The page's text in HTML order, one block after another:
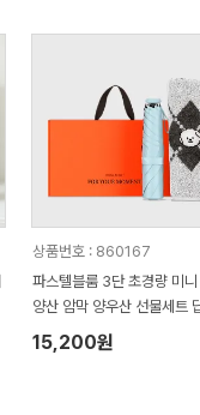
상품번호 : 860167
파스텔블룸 3단 초경량 미니
양산 암막 양우산 선물세트
품+무한타올세트 푸들이
50g 수건세트
15,200원